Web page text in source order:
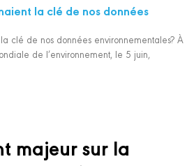
la clé de nos données
clé de nos données environnementales? À
de l’environnement, le 5 juin,
majeur sur la